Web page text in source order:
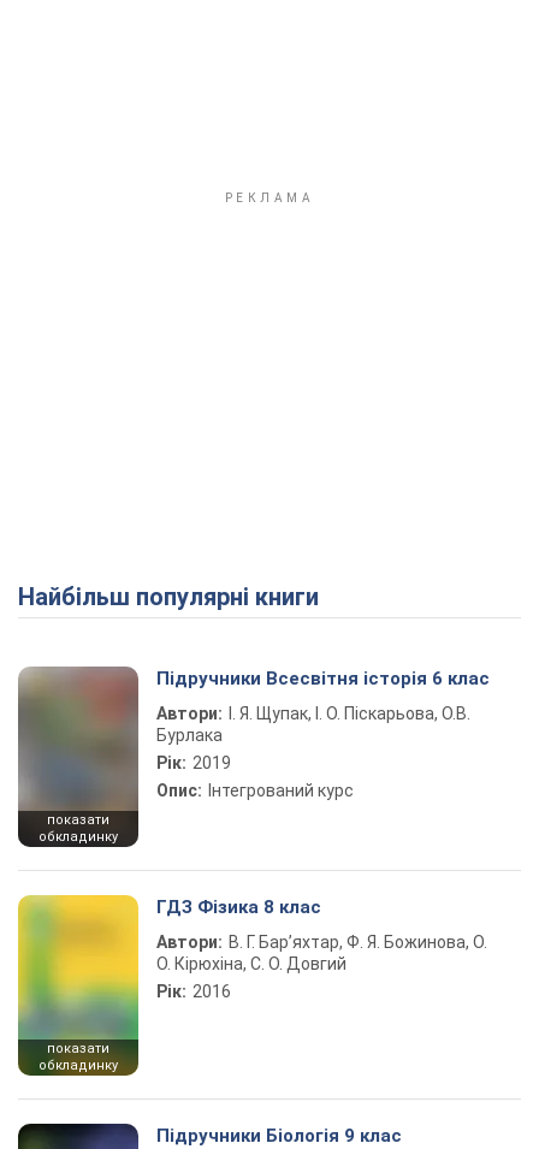
Найбільш популярні книги
показати
обкладинку
Підручники Всесвітня історія 6 клас
Автори:
І. Я. Щупак, І. О. Піскарьова, О.В.
Бурлака
Рік: 2019
Опис: Інтегрований курс
показати
обкладинку
ГДЗ Фізика 8 клас
Автори: В. Г. Бар’яхтар, Ф. Я. Божинова, О.
О. Кірюхіна, С. О. Довгий
Рік: 2016
Підручники Біологія 9 клас